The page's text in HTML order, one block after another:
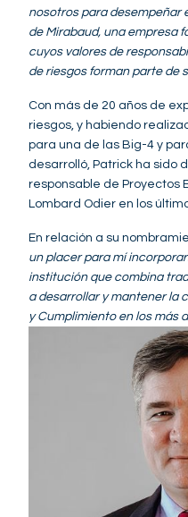
nosotros para desempeñar
de Mirabaud, una empresa
cuyos valores de
de riesgos forman parte de
Con más de 20 años de
riesgos, y habiendo
para una de las Big-4 y
desarrolló, Patrick ha sido
responsable de Proyectos
Lombard Odier en los
En relación a su
un placer para mí
institución que combina
a desarrollar y mantener la
y Cumplimiento en los más